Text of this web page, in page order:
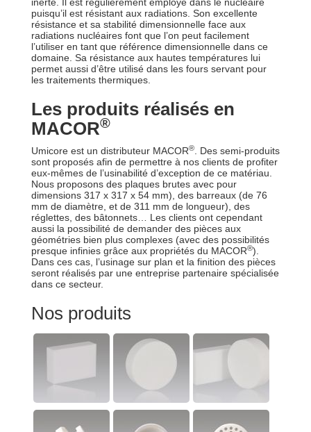
puisqu’il est résistant aux radiations. Son excellente
résistance et sa stabilité dimensionnelle face aux
radiations nucléaires font que l’on peut facilement
l’utiliser en tant que référence dimensionnelle dans ce
domaine. Sa résistance aux hautes températures lui
permet aussi d’être utilisé dans les fours servant pour
les traitements thermiques.
Les produits réalisés en
MACOR®
Umicore est un distributeur MACOR®
. Des semi-produits
sont proposés afin de permettre à nos clients de profiter
eux-mêmes de l’usinabilité d’exception de ce matériau.
Nous proposons des plaques brutes avec pour
dimensions 317 x 317 x 54 mm), des barreaux (de 76
mm de diamètre, et de 311 mm de longueur), des
réglettes, des bâtonnets… Les clients ont cependant
aussi la possibilité de demander des pièces aux
géométries bien plus complexes (avec des possibilités
presque infinies grâce aux propriétés du MACOR®).
Dans ces cas, l’usinage sur plan et la finition des pièces
seront réalisés par une entreprise partenaire spécialisée
dans ce secteur.
Nos produits